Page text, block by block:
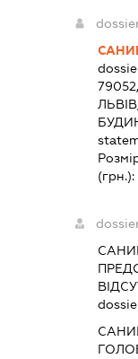
(грн.):